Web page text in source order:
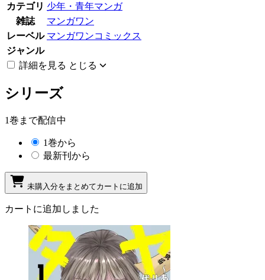
カテゴリ 少年・青年マンガ
雑誌
マンガワン
レーベル マンガワンコミックス
ジャンル
詳細を見る とじる
シリーズ
1巻まで配信中
1巻から
最新刊から
未購入分をまとめてカートに追加
カートに追加しました